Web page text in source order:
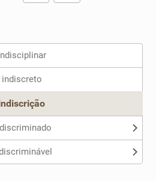
apresentados me ajudou
indiscreto